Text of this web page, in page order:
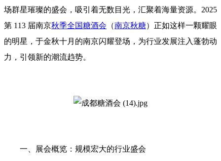
场群星璀璨的盛会，吸引着无数目光，汇聚着海量资源。2025
第 113 届南京秋季全国糖酒会 （南京秋糖）正如这样一颗耀眼
的明星，于金秋十月的南京闪耀登场，为行业发展注入蓬勃动
力，引领新的潮流趋势。
一、展会概览：规模宏大的行业盛会